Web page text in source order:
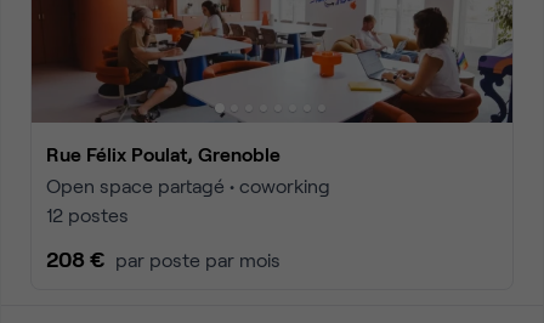
Rue Félix Poulat, Grenoble
Open space partagé • coworking
12 postes
208 € par poste par mois